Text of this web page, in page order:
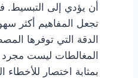
أن يؤدي إلى التبسيط.
تجعل المفاهيم أكثر
الدقة التي توفرها
المغالطات ليست مجرد
بمثابة اختصار للأخطاء